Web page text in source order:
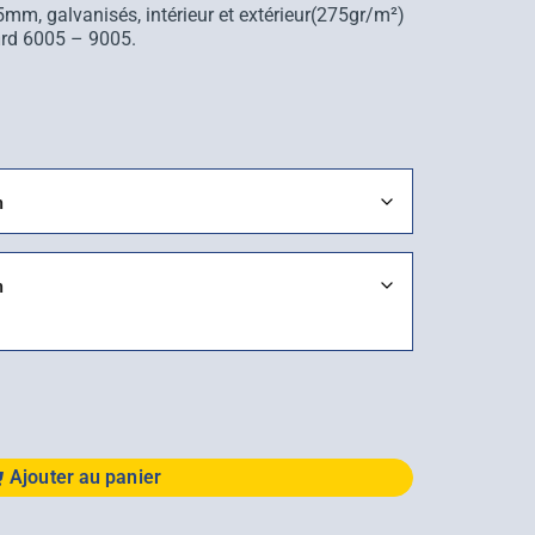
galvanisés, intérieur et extérieur(275gr/m²)
6005 – 9005.
Ajouter au panier